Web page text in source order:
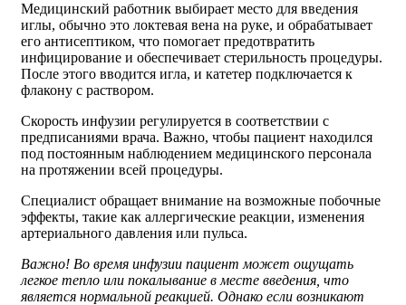
Медицинский работник выбирает место для введения
иглы, обычно это локтевая вена на руке, и обрабатывает
его антисептиком, что помогает предотвратить
инфицирование и обеспечивает стерильность процедуры.
После этого вводится игла, и катетер подключается к
флакону с раствором.
Скорость инфузии регулируется в соответствии с
предписаниями врача. Важно, чтобы пациент находился
под постоянным наблюдением медицинского персонала
на протяжении всей процедуры.
Специалист обращает внимание на возможные побочные
эффекты, такие как аллергические реакции, изменения
артериального давления или пульса.
Важно! Во время инфузии пациент может ощущать
легкое тепло или покалывание в месте введения, что
является нормальной реакцией. Однако если возникают